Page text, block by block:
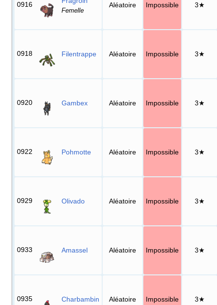
0916
Femelle
Aléatoire Impossible 3★
0918 Filentrappe Aléatoire Impossible 3★
0920 Gambex Aléatoire Impossible 3★
0922 Pohmotte Aléatoire Impossible 3★
0929 Olivado Aléatoire Impossible 3★
0933 Amassel Aléatoire Impossible 3★
0935 Charbambin Aléatoire Impossible 3★